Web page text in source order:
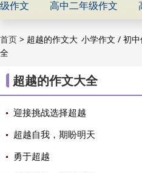
级作文
高中二年级作文
小学作文 /初中
首页 > 超越的作文大
全
超越的作文大全
迎接挑战选择超越
超越自我，期盼明天
勇于超越